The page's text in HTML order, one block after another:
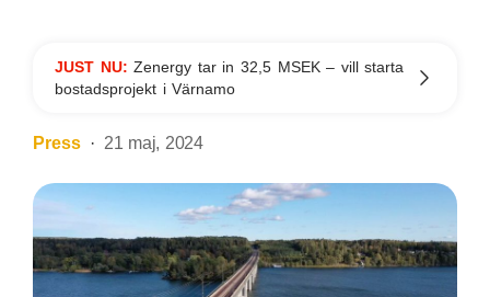
JUST NU:Zenergy tar in 32,5 MSEK – vill starta
bostadsprojekt i Värnamo
Press 21 maj, 2024